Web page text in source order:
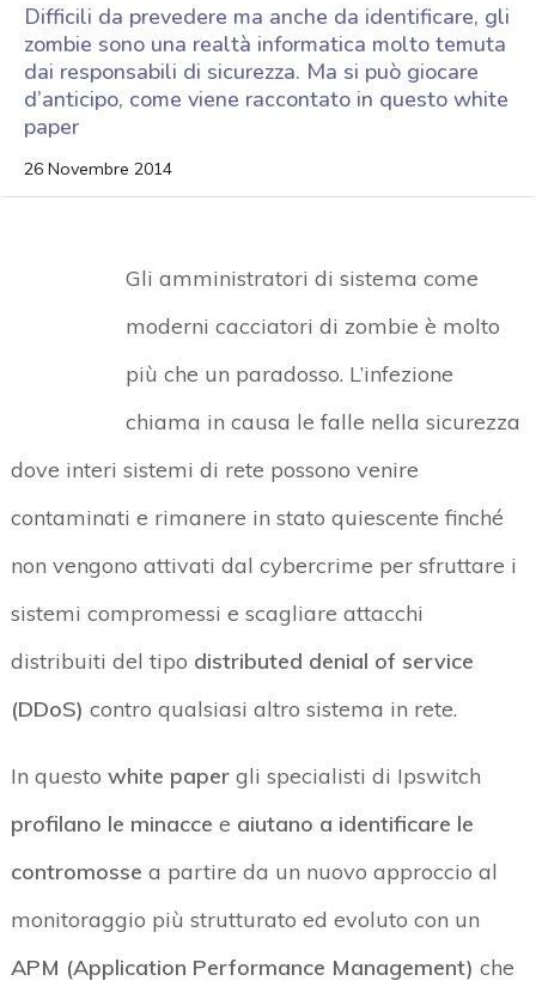
Difficili da prevedere ma anche da identificare, gli
zombie sono una realtà informatica molto temuta
dai responsabili di sicurezza. Ma si può giocare
d’anticipo, come viene raccontato in questo white
paper
26 Novembre 2014
Gli amministratori di sistema come
moderni cacciatori di zombie è molto
più che un paradosso. L’infezione
chiama in causa le falle nella sicurezza
dove interi sistemi di rete possono venire
contaminati e rimanere in stato quiescente finché
non vengono attivati dal cybercrime per sfruttare i
sistemi compromessi e scagliare attacchi
distribuiti del tipo distributed denial of service
(DDoS) contro qualsiasi altro sistema in rete.
In questowhite paper gli specialisti di Ipswitch
profilano le minacce e aiutano a identificare le
contromosse a partire da un nuovo approccio al
monitoraggio più strutturato ed evoluto con un
APM (Application Performance Management) che